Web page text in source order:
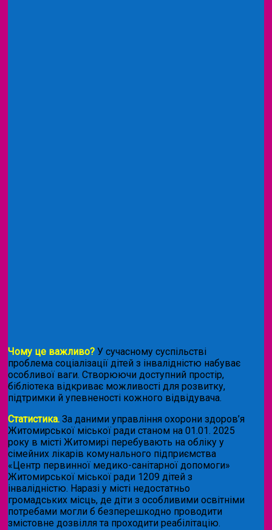
Чому це важливо? У сучасному суспільстві
проблема соціалізації дітей з інвалідністю набуває
особливої ваги. Створюючи доступний простір,
бібліотека відкриває можливості для розвитку,
підтримки й упевненості кожного відвідувача.
Статистика. За даними управління охорони здоров’я
Житомирської міської ради станом на 01.01. 2025
року в місті Житомирі перебувають на обліку у
сімейних лікарів комунального підприємства
«Центр первинної медико-санітарної допомоги»
Житомирської міської ради 1209 дітей з
інвалідністю. Наразі у місті недостатньо
громадських місць, де діти з особливими освітніми
потребами могли б безперешкодно проводити
змістовне дозвілля та проходити реабілітацію.